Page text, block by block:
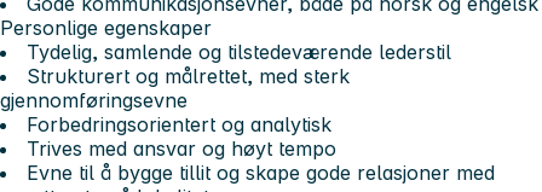
Personlige egenskaper
Tydelig, samlende og tilstedeværende lederstil
Strukturert og målrettet, med sterk
gjennomføringsevne
Forbedringsorientert og analytisk
Trives med ansvar og høyt tempo
Evne til å bygge tillit og skape gode relasjoner med